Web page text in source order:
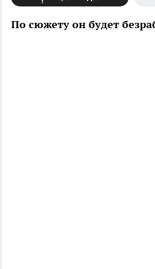
По сюжету он будет